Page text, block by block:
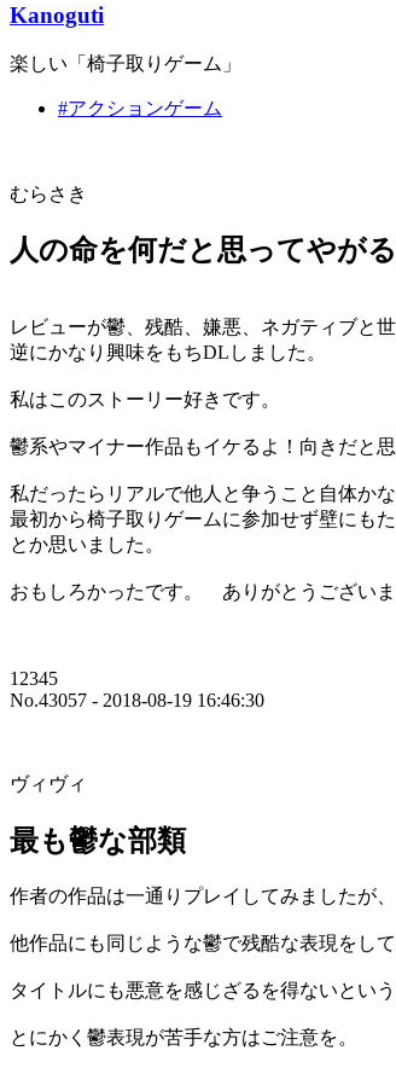
Kanoguti
楽しい「椅子取りゲーム」
#アクションゲーム
むらさき
人の命を何だと思ってやが
レビューが鬱、残酷、嫌悪、ネガティブと
逆にかなり興味をもちDLしました。
私はこのストーリー好きです。
鬱系やマイナー作品もイケるよ！向きだと思
私だったらリアルで他人と争うこと自体か
最初から椅子取りゲームに参加せず壁にも
とか思いました。
おもしろかったです。 ありがとうございま
12345
No.43057 - 2018-08-19 16:46:30
ヴィヴィ
最も鬱な部類
作者の作品は一通りプレイしてみましたが
他作品にも同じような鬱で残酷な表現をし
タイトルにも悪意を感じざるを得ないという
とにかく鬱表現が苦手な方はご注意を。